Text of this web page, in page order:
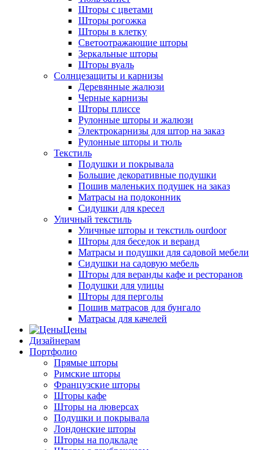
Шторы с цветами
Шторы рогожка
Шторы в клетку
Светоотражающие шторы
Зеркальные шторы
Шторы вуаль
Солнцезащиты и карнизы
Деревянные жалюзи
Черные карнизы
Шторы плиссе
Рулонные шторы и жалюзи
Электрокарнизы для штор на заказ
Рулонные шторы и тюль
Текстиль
Подушки и покрывала
Большие декоративные подушки
Пошив маленьких подушек на заказ
Матрасы на подоконник
Сидушки для кресел
Уличный текстиль
Уличные шторы и текстиль ourdoor
Шторы для беседок и веранд
Матрасы и подушки для садовой мебели
Сидушки на садовую мебель
Шторы для веранды кафе и ресторанов
Подушки для улицы
Шторы для перголы
Пошив матрасов для бунгало
Матрасы для качелей
Цены
Дизайнерам
Портфолио
Прямые шторы
Римские шторы
Французские шторы
Шторы кафе
Шторы на люверсах
Подушки и покрывала
Лондонские шторы
Шторы на подкладе